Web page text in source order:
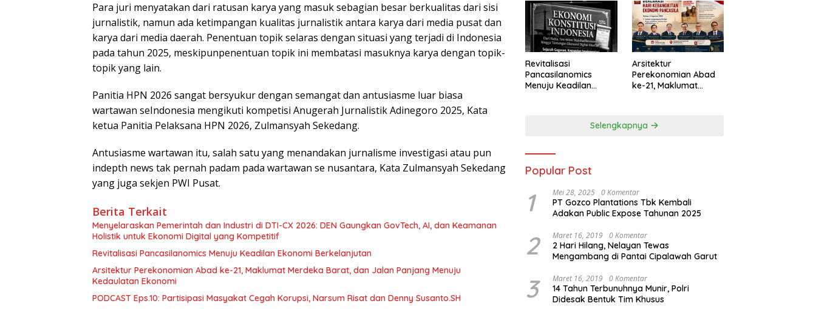
Para juri menyatakan dari ratusan karya yang masuk sebagian besar berkualitas dari sisi
jurnalistik, namun ada ketimpangan kualitas jurnalistik antara karya dari media pusat dan
karya dari media daerah. Penentuan topik selaras dengan situasi yang terjadi di Indonesia
pada tahun 2025, meskipunpenentuan topik ini membatasi masuknya karya dengan topik-
topik yang lain.
Panitia HPN 2026 sangat bersyukur dengan semangat dan antusiasme luar biasa
wartawan seIndonesia mengikuti kompetisi Anugerah Jurnalistik Adinegoro 2025, Kata
ketua Panitia Pelaksana HPN 2026, Zulmansyah Sekedang.
Antusiasme wartawan itu, salah satu yang menandakan jurnalisme investigasi atau pun
indepth news tak pernah padam pada wartawan se nusantara, Kata Zulmansyah Sekedang
yang juga sekjen PWI Pusat.
Berita Terkait
Menyelaraskan Pemerintah dan Industri di DTI-CX 2026: DEN Gaungkan GovTech, AI, dan Keamanan
Holistik untuk Ekonomi Digital yang Kompetitif
Revitalisasi Pancasilanomics Menuju Keadilan Ekonomi Berkelanjutan
Arsitektur Perekonomian Abad ke-21, Maklumat Merdeka Barat, dan Jalan Panjang Menuju
Kedaulatan Ekonomi
PODCAST Eps.10: Partisipasi Masyakat Cegah Korupsi, Narsum Risat dan Denny Susanto.SH
Revitalisasi
Pancasilanomics
Menuju Keadilan
Arsitektur
Perekonomian Abad
ke-21, Maklumat
Selengkapnya
Popular Post
1 Mei 28, 2025 0 Komentar
PT Gozco Plantations Tbk Kembali
Adakan Public Expose Tahunan 2025
2 Maret 16, 2019 0 Komentar
2 Hari Hilang, Nelayan Tewas
Mengambang di Pantai Cipalawah Garut
3 Maret 16, 2019 0 Komentar
14 Tahun Terbunuhnya Munir, Polri
Didesak Bentuk Tim Khusus